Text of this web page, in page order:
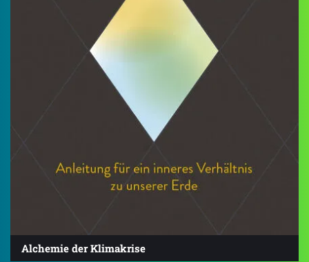
Alchemie der Klimakrise